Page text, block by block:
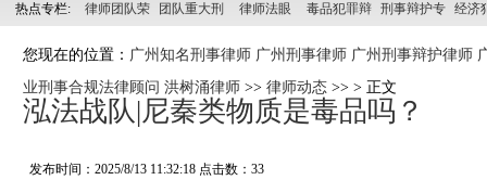
热点专栏: 律师团队荣
誉
团队重大刑 律师法眼 毒品犯罪辩 刑事辩护专
科
经济
您现在的位置： 广州知名刑事律师 广州刑事律师 广州刑事辩护律师
业刑事合规法律顾问 洪树涌律师 >> 律师动态 >> > 正文
泓法战队|尼秦类物质是毒品吗？
发布时间：2025/8/13 11:32:18 点击数： 33